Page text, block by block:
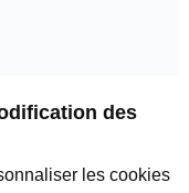
des
les cookies